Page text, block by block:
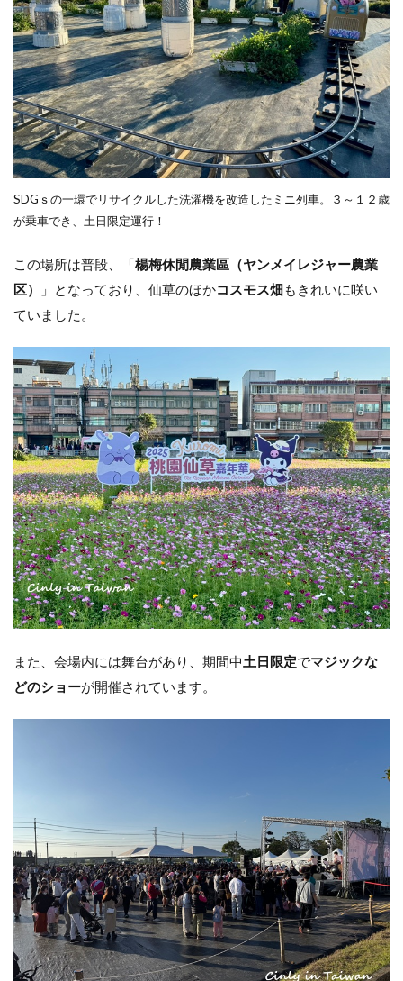
SDGｓの一環でリサイクルした洗濯機を改造したミニ列車。３～１２歳
が乗車でき、土日限定運行！
この場所は普段、「楊梅休閒農業區（ヤンメイレジャー農業
区）
」となっており、仙草のほかコスモス畑もきれいに咲い
ていました。
また、会場内には舞台があり、期間中土日限定でマジックな
どのショーが開催されています。